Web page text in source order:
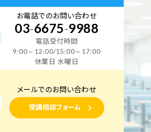
ライン講座 電力
2027年1月10日（日）
電験三種 地獄の特訓【電力】Zoom
）1月9日・10日開催
お電話でのお問い合わせ
03-6675-9988
電話受付時間
9:00～12:00/15:00～17:00
休業日 水曜日
メールでのお問い合わせ
受講相談フォーム